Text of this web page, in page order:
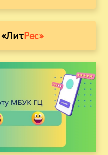
«ЛитРес»